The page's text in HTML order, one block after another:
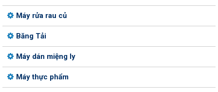
Máy rửa rau củ
Băng Tải
Máy dán miệng ly
Máy thực phẩm